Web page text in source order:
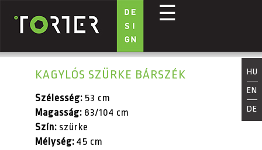
Ugrás a tartalomra
☰
HU
EN
DE
KAGYLÓS SZÜRKE BÁRSZÉK
Szélesség: 53 cm
Magasság: 83/104 cm
Szín: szürke
Mélység: 45 cm